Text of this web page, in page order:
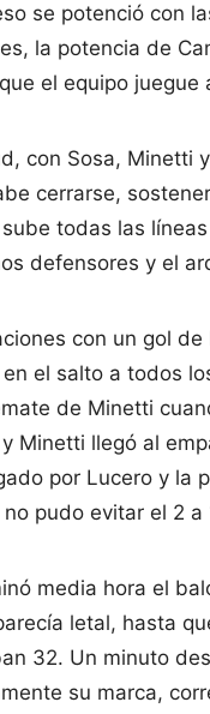
se potenció con
la potencia de
el equipo juegue
con Sosa, Minetti
cerrarse,
todas las
defensores y el
con un gol
el salto a todos
de Minetti
Minetti llegó al
por Lucero y la
pudo evitar el 2 a
media hora el
letal, hasta
32. Un minuto
su marca,